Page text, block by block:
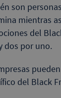
son
mientras
del
dos por uno.
del Black